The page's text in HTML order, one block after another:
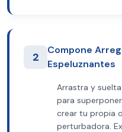
2
Compone
Espeluznantes
Arrastra y
para
crear tu propia
perturbadora.